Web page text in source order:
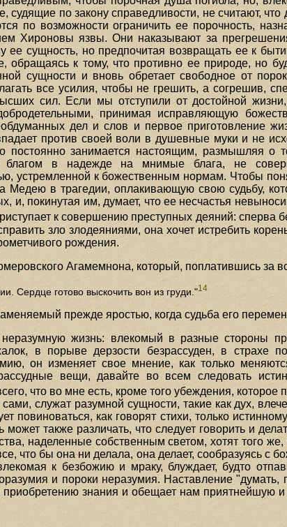
судящие по закону справедливости, не считают,
по возможности ограничить ее порочность,
Хироновы язвы. Они наказывают за
ее сущность, но предпочитая возвращать ее к
обращаясь к тому, что противно ее природе, но
сущности и вновь обретает свободное от
все усилия, чтобы не грешить, а согрешив,
сил. Если мы отступили от достойной
принимая исправляющую
дел и слов и первое приготовление
против своей воли в душевные муки и не
постоянно занимается настоящим, размышляя о
благом в надежде на мнимые блага, не
устремленной к божественным нормам. Чтобы
Медею в трагедии, оплакивающую свою судьбу,
и, покинутая им, думает, что ее несчастья
к совершению преступных деяний:
зло злодеяниями, она хочет истребить
рождения.
Агамемнона, который, поплатившись за
Сердце готово выскочить вон из груди."14
прежде яростью, когда судьба его
жизнь: влекомый в разные стороны
в порыве дерзости безрассуден, в страхе
он изменяет свое мнение, как только
вещи, давайте во всем следовать
что во мне есть, кроме того убеждения,
служат разумной сущности, такие как дух,
повиноваться, как говорят стихи, только
может также различать, что следует говорить и
наделенные собственным светом, хотят того
что бы она ни делала, она делает, сообразуясь
к безбожию и мраку, блуждает, будто
и пороки неразумия. Наставление
приобретению знания и обещает нам приятнейшую